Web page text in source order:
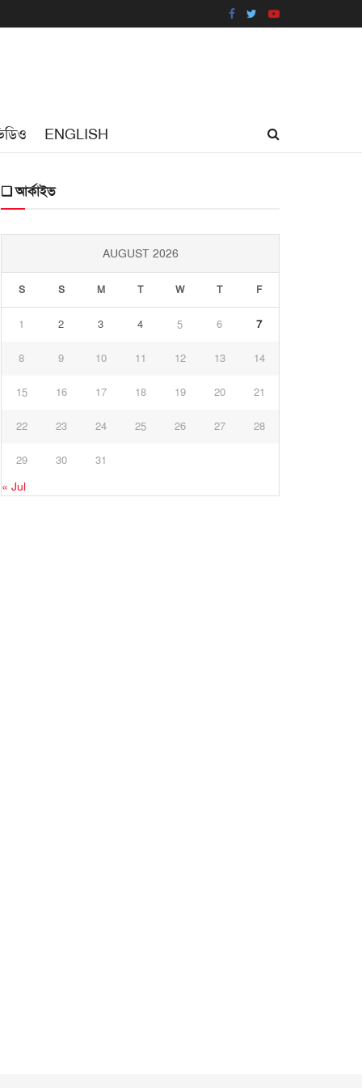
ENGLISH
❑ আর্কাইভ
AUGUST 2026
S S M T W T F
1 2 3 4 5 6 7
8 9 10 11 12 13 14
15 16 17 18 19 20 21
22 23 24 25 26 27 28
29 30 31
« Jul